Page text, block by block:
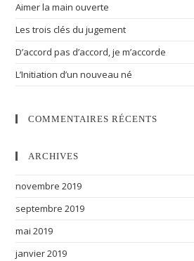
Aimer la main ouverte
Les trois clés du jugement
D’accord pas d’accord, je m’accorde
L’Initiation d’un nouveau né
COMMENTAIRES RÉCENTS
ARCHIVES
novembre 2019
septembre 2019
mai 2019
janvier 2019